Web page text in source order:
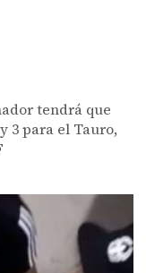
tendrá que
3 para el Tauro,